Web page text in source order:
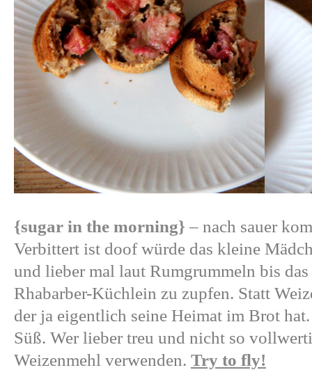
{sugar in the morning} – nach sauer
Verbittert ist doof würde das kleine
und lieber mal laut Rumgrummeln bis das
Rhabarber-Küchlein zu zupfen. Statt
der ja eigentlich seine Heimat im Brot
Süß. Wer lieber treu und nicht so
Weizenmehl verwenden. Try to fly!